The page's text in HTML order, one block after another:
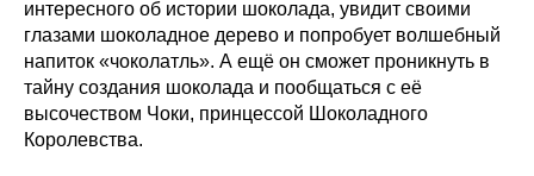
интересного об истории шоколада, увидит своими
глазами шоколадное дерево и попробует волшебный
напиток «чоколатль». А ещё он сможет проникнуть в
тайну создания шоколада и пообщаться с её
высочеством Чоки, принцессой Шоколадного
Королевства.